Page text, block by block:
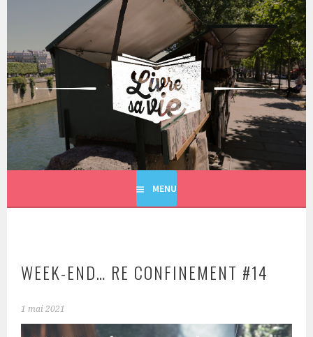
principal
LIVRE SA VIE
MENU
WEEK-END… RE CONFINEMENT #14
1 mai 2021